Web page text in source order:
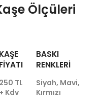
Ölçüleri
KAŞE
FIYATI
BASKI
RENKLERI
250 TL
+ Kdv
Siyah, Mavi,
Kırmızı